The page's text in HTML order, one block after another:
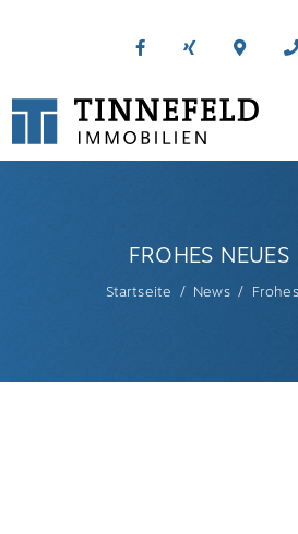
FROHES
Startseite News